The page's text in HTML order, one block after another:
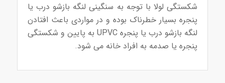
شکستگی لولا با توجه به سنگینی لنگه بازشو درب یا
پنجره بسیار خطرناک بوده و در مواردی باعث افتادن
لنگه بازشو درب یا پنجره UPVC به پایین و شکستگی
پنجره یا صدمه به افراد خانه می شود.